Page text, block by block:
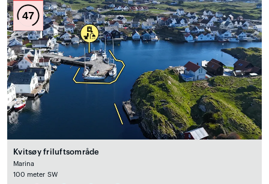
47
Kvitsøy friluftsområde
Marina
100 meter SW